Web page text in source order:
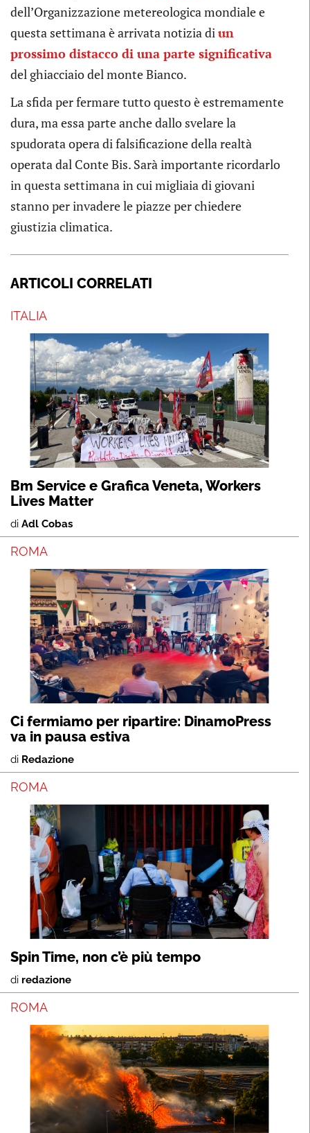
dell’Organizzazione metereologica mondiale e
questa settimana è arrivata notizia di un
prossimo distacco di una parte significativa
del ghiacciaio del monte Bianco.
La sfida per fermare tutto questo è estremamente
dura, ma essa parte anche dallo svelare la
spudorata opera di falsificazione della realtà
operata dal Conte Bis. Sarà importante ricordarlo
in questa settimana in cui migliaia di giovani
stanno per invadere le piazze per chiedere
giustizia climatica.
ARTICOLI CORRELATI
ITALIA
Bm Service e Grafica Veneta, Workers
Lives Matter
di Adl Cobas
ROMA
Ci fermiamo per ripartire: DinamoPress
va in pausa estiva
di Redazione
ROMA
Spin Time, non c’è più tempo
di redazione
ROMA